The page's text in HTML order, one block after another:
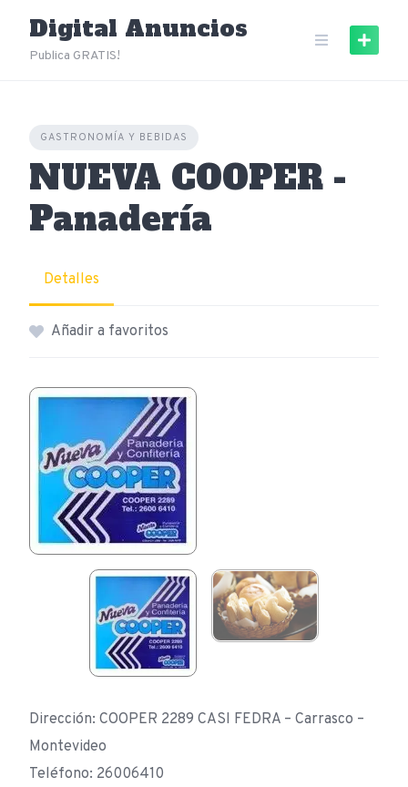
content
Digital Anuncios
Publica GRATIS!
GASTRONOMÍA Y BEBIDAS
NUEVA COOPER -
Panadería
Detalles
Añadir a favoritos
Dirección: COOPER 2289 CASI FEDRA – Carrasco –
Montevideo
Teléfono: 26006410